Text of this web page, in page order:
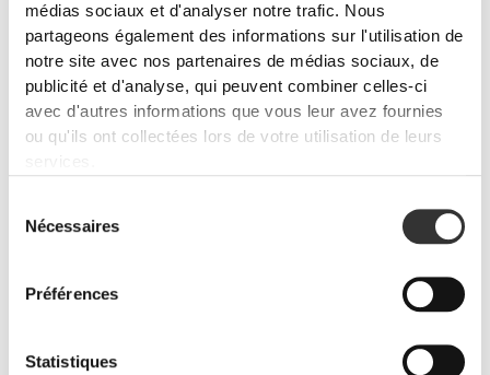
médias sociaux et d'analyser notre trafic. Nous
partageons également des informations sur l'utilisation de
notre site avec nos partenaires de médias sociaux, de
publicité et d'analyse, qui peuvent combiner celles-ci
avec d'autres informations que vous leur avez fournies
ou qu'ils ont collectées lors de votre utilisation de leurs
Nécessaires
Préférences
Statistiques
PRO•CGT 400 g €12.99
Prévention des blessures
articulations sont lubrifiées et que ton corps est protégé contre
l'inflammation avec ces produits.